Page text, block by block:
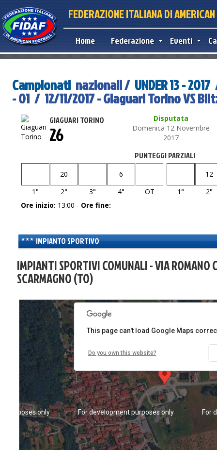
FEDERAZIONE ITALIANA DI
Home Federazione Eventi
Campionati nazionali / UNDER 13 - 2017
- 01 / 12/11/2017 - Giaguari Torino VS
GIAGUARI TORINO
Disputata
Domenica 12 Novembre
2017
26
PUNTEGGI PARZIALI
20
6
1°
2° 3° 4° OT
12
1°
2°
Ore inizio: 13:00 - Ore fine:
IMPIANTO SPORTIVO
IMPIANTI SPORTIVI COMUNALI - VIA ROMANO
SCARMAGNO (TO)
For development purposes only
purposes only For
This page can't load Google Maps
Do you own this website?